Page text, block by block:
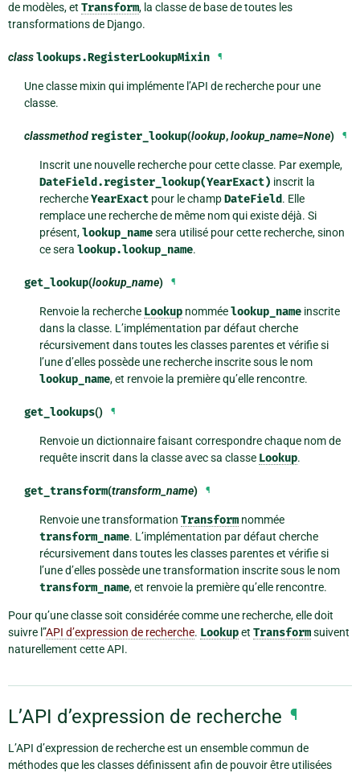
de modèles, et Transform, la classe de base de toutes les
transformations de Django.
classlookups.RegisterLookupMixin ¶
Une classe mixin qui implémente l’API de recherche pour une
classe.
classmethod register_lookup(lookup,lookup_name=None) ¶
Inscrit une nouvelle recherche pour cette classe. Par exemple,
DateField.register_lookup(YearExact) inscrit la
rechercheYearExact pour le champDateField. Elle
remplace une recherche de même nom qui existe déjà. Si
présent,lookup_namesera utilisé pour cette recherche, sinon
ce seralookup.lookup_name.
get_lookup(lookup_name) ¶
Renvoie la recherche Lookup nomméelookup_name inscrite
dans la classe. L’implémentation par défaut cherche
récursivement dans toutes les classes parentes et vérifie si
l’une d’elles possède une recherche inscrite sous le nom
lookup_name, et renvoie la première qu’elle rencontre.
get_lookups() ¶
Renvoie un dictionnaire faisant correspondre chaque nom de
requête inscrit dans la classe avec sa classe Lookup.
get_transform(transform_name) ¶
Renvoie une transformationTransform nommée
transform_name. L’implémentation par défaut cherche
récursivement dans toutes les classes parentes et vérifie si
l’une d’elles possède une transformation inscrite sous le nom
transform_name, et renvoie la première qu’elle rencontre.
Pour qu’une classe soit considérée comme une recherche, elle doit
suivre l”API d’expression de recherche. Lookupet Transformsuivent
naturellement cette API.
L’API d’expression de recherche ¶
L’API d’expression de recherche est un ensemble commun de
méthodes que les classes définissent afin de pouvoir être utilisées